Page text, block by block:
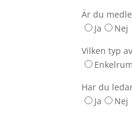
Är du
Ja
Nej
Vilken typ
Enkelrum
Har du
Ja
Nej